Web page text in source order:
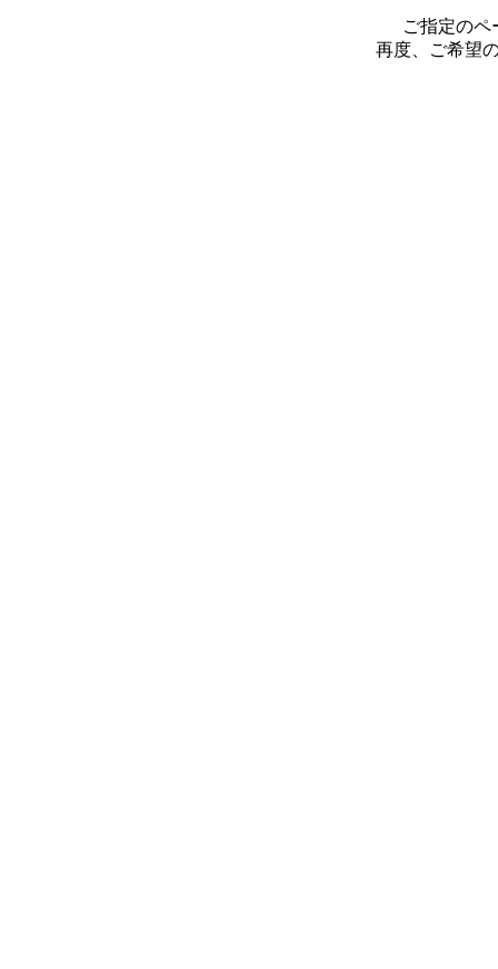
ご指定のペ
再度、ご希望